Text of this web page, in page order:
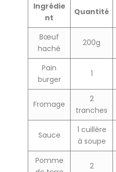
Ingrédie
nt
Quantité
Bœuf
haché
200g
Pain
burger
1
Fromage
2
tranches
Sauce
1 cuillère
à soupe
Pomme
2